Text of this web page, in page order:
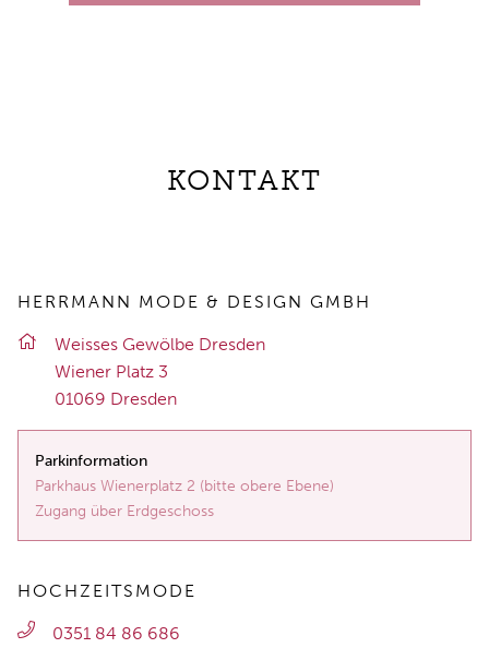
KONTAKT
HERRMANN MODE & DESIGN GMBH
Weis­ses Ge­wöl­be Dres­den
Wie­ner Platz 3
01069 Dres­den
Parkinformation
Parkhaus Wienerplatz 2 (bitte obere Ebene)
Zugang über Erdgeschoss
HOCHZEITSMODE
0351 84 86 686